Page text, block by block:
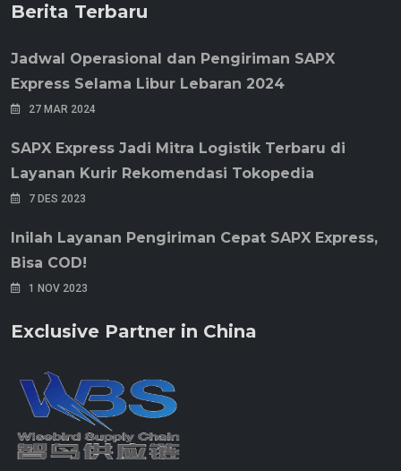
Berita Terbaru
Jadwal Operasional dan Pengiriman SAPX
Express Selama Libur Lebaran 2024
27 MAR 2024
SAPX Express Jadi Mitra Logistik Terbaru di
Layanan Kurir Rekomendasi Tokopedia
7 DES 2023
Inilah Layanan Pengiriman Cepat SAPX Express,
Bisa COD!
1 NOV 2023
Exclusive Partner in China